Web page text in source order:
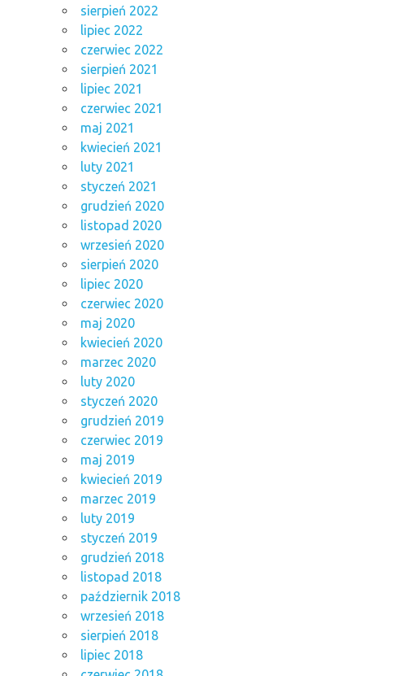
sierpień 2022
lipiec 2022
czerwiec 2022
sierpień 2021
lipiec 2021
czerwiec 2021
maj 2021
kwiecień 2021
luty 2021
styczeń 2021
grudzień 2020
listopad 2020
wrzesień 2020
sierpień 2020
lipiec 2020
czerwiec 2020
maj 2020
kwiecień 2020
marzec 2020
luty 2020
styczeń 2020
grudzień 2019
czerwiec 2019
maj 2019
kwiecień 2019
marzec 2019
luty 2019
styczeń 2019
grudzień 2018
listopad 2018
październik 2018
wrzesień 2018
sierpień 2018
lipiec 2018